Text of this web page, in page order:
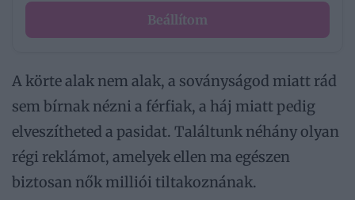
Beállítom
A körte alak nem alak, a soványságod miatt rád
sem bírnak nézni a férfiak, a háj miatt pedig
elveszítheted a pasidat. Találtunk néhány olyan
régi reklámot, amelyek ellen ma egészen
biztosan nők milliói tiltakoznának.